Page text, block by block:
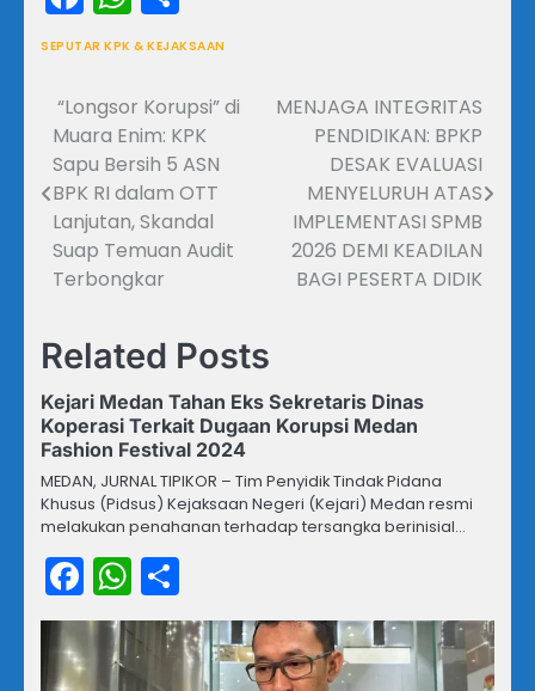
SEPUTAR KPK & KEJAKSAAN
Navigasi
pos
“Longsor Korupsi” di
Muara Enim: KPK
Sapu Bersih 5 ASN
BPK RI dalam OTT
Lanjutan, Skandal
Suap Temuan Audit
Terbongkar
MENJAGA INTEGRITAS
PENDIDIKAN: BPKP
DESAK EVALUASI
MENYELURUH ATAS
IMPLEMENTASI SPMB
2026 DEMI KEADILAN
BAGI PESERTA DIDIK
Related Posts
Kejari Medan Tahan Eks Sekretaris Dinas
Koperasi Terkait Dugaan Korupsi Medan
Fashion Festival 2024
MEDAN, JURNAL TIPIKOR – Tim Penyidik Tindak Pidana
Khusus (Pidsus) Kejaksaan Negeri (Kejari) Medan resmi
melakukan penahanan terhadap tersangka berinisial…
Facebook
WhatsApp